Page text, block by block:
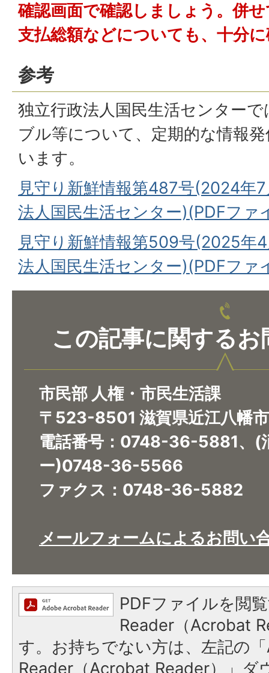
確認画面で確認しましょう。併
支払総額などについても、十分
参考
独立行政法人国民生活センター
ブル等について、定期的な情報
います。
見守り新鮮情報第487号(2024年
法人国民生活センター)(PDFファ
見守り新鮮情報第509号(2025年
法人国民生活センター)(PDFファ
この記事に関するお
市民部 人権・市民生活課
〒523-8501 滋賀県近江八幡
電話番号：0748-36-5881、(
ー)0748-36-5566
ファクス：0748-36-5882
メールフォームによるお問い
PDFファイルを閲
Reader（Acrobat
す。お持ちでない方は、左記の
Reader（Acrobat Reader）」ダ